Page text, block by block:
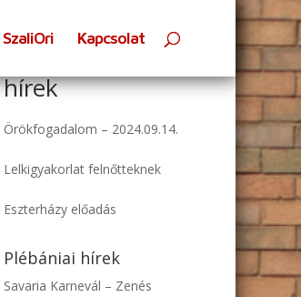
SzaliOri Kapcsolat
hírek
Örökfogadalom – 2024.09.14.
Lelkigyakorlat felnőtteknek
Eszterházy előadás
Plébániai hírek
Savaria Karnevál – Zenés